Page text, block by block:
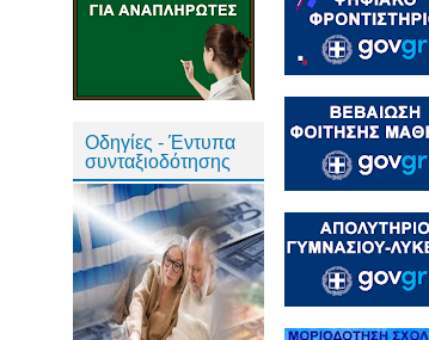
Οδηγίες - Έντυπα
συνταξιοδότησης